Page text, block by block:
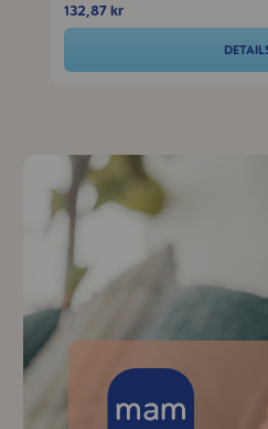
132,87 kr
Skip MAM Teaser